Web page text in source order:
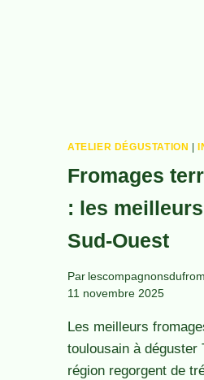
ATELIER DÉGUSTATION |
Fromages
: les
Sud-Ouest
Par
11 novembre 2025
Les meilleurs
toulousain à déguster
région regorgent de